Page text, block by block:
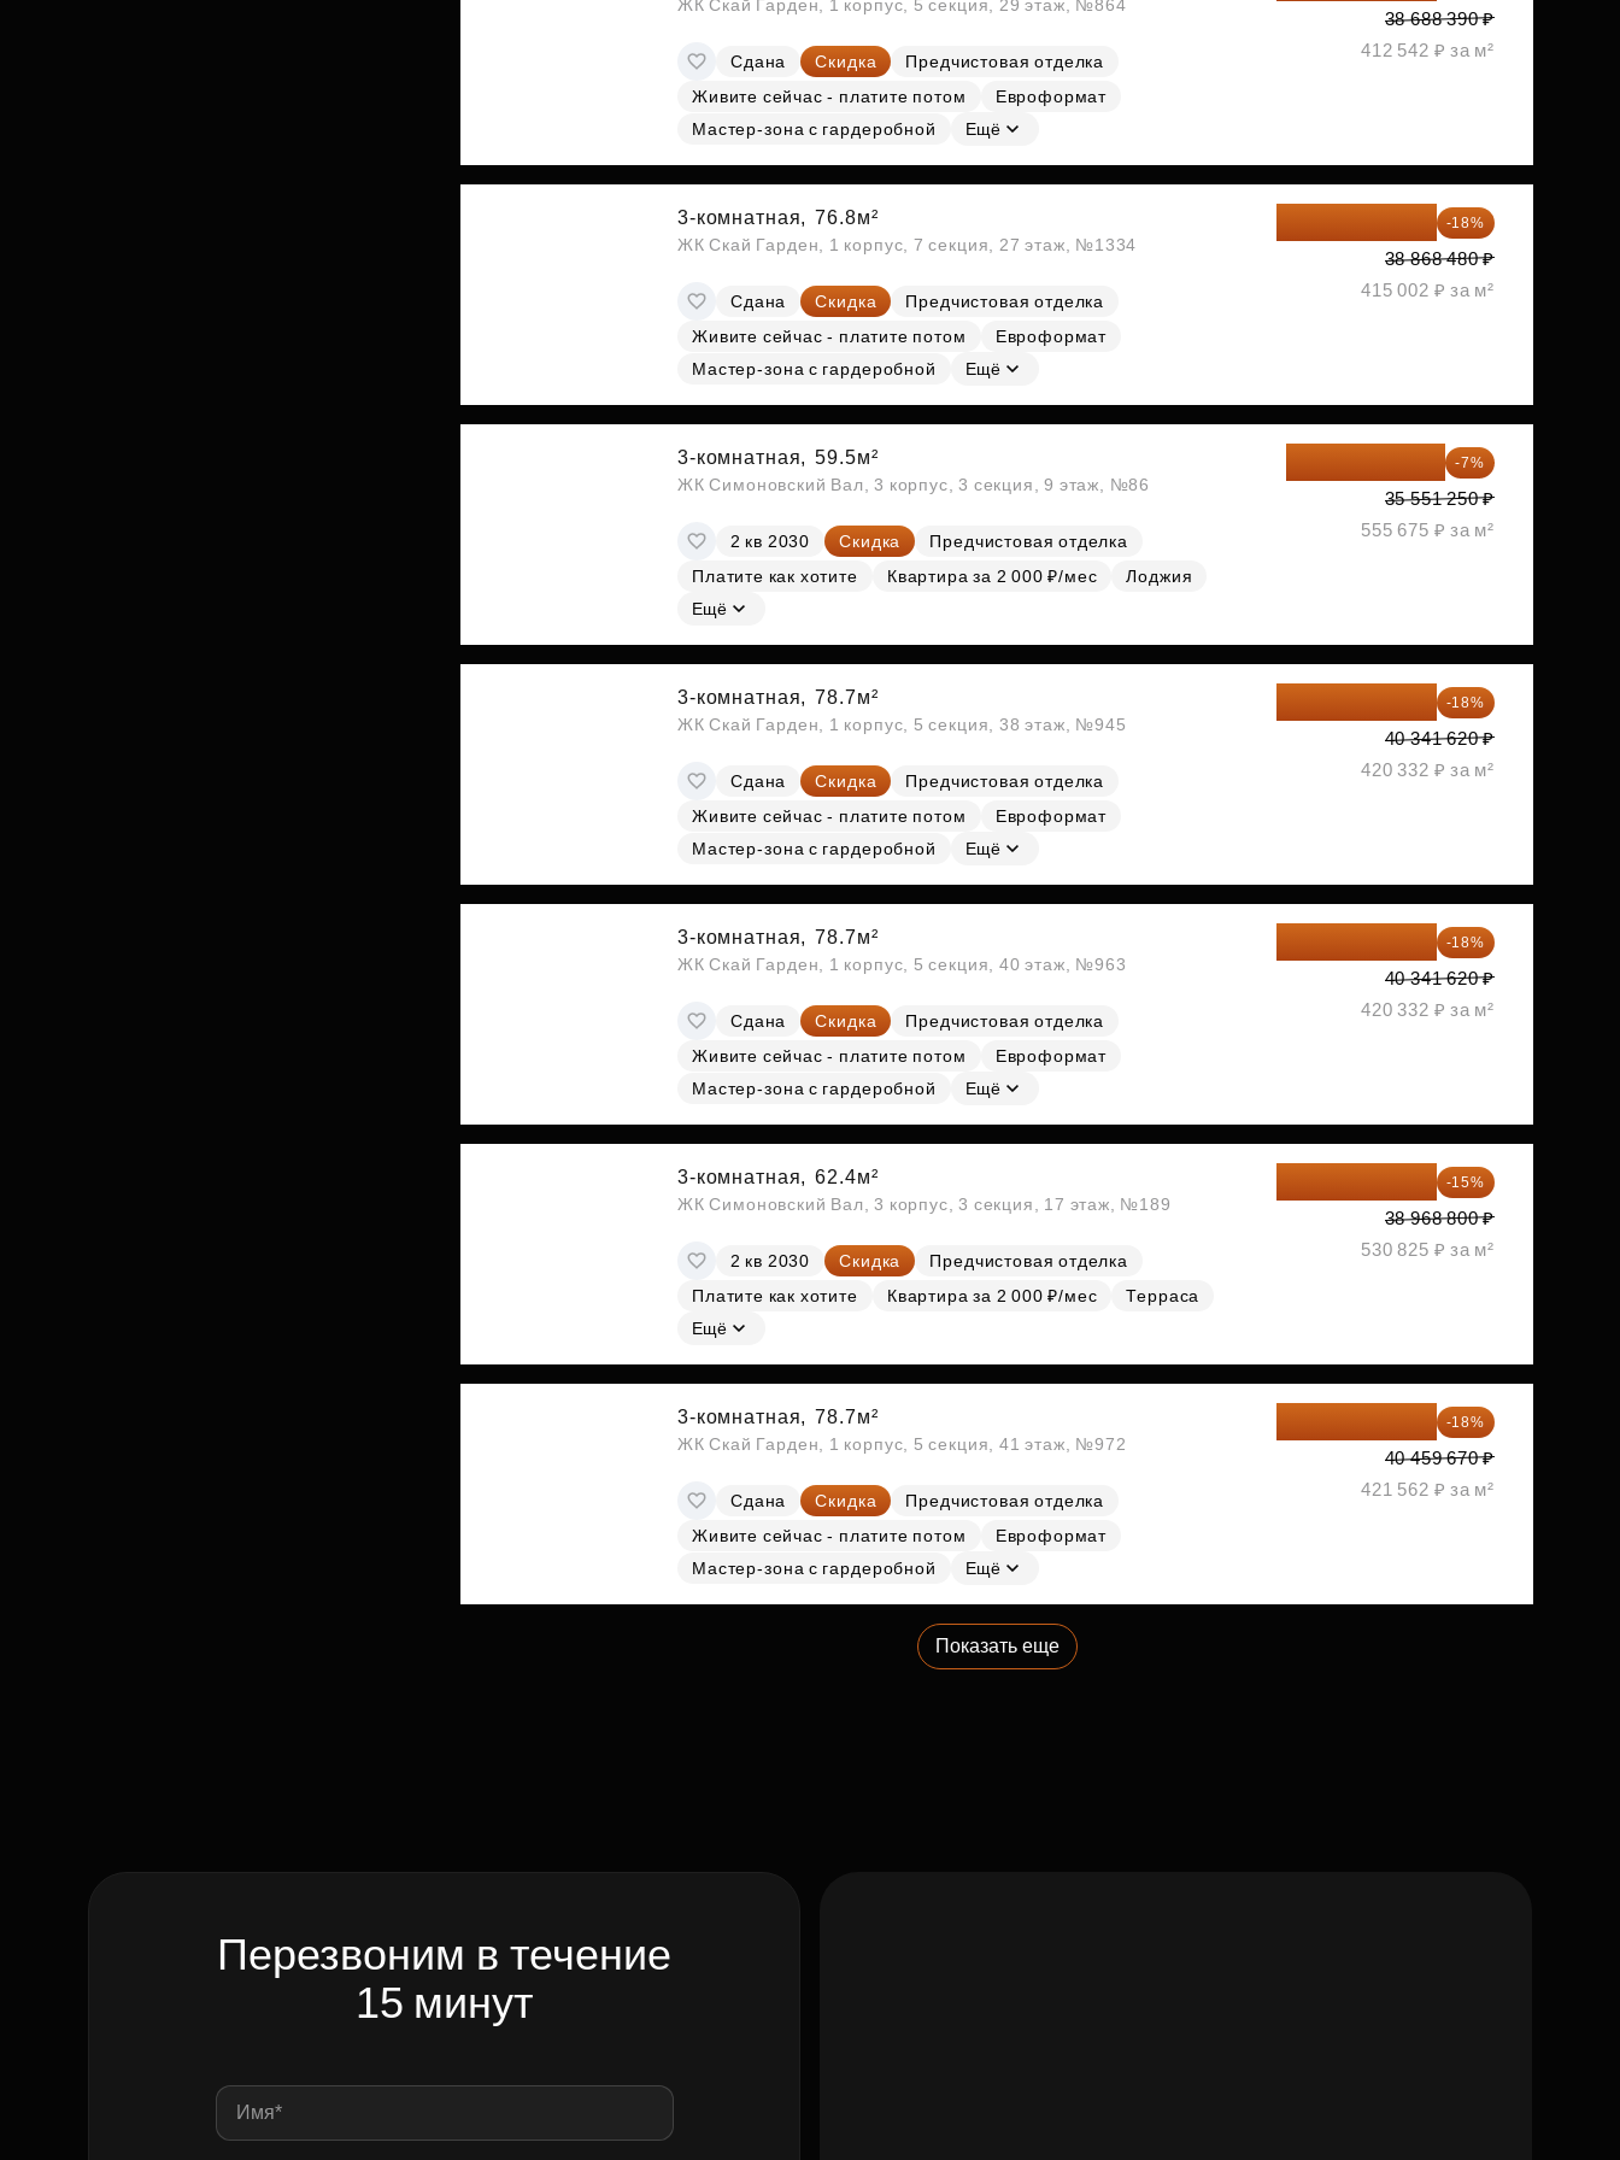
ЖК Скай Гарден, 1 корпус, 5 секция, 29 этаж, №864
Сдана Скидка
Предчистовая отделка
Живите сейчас - платите потом
Евроформат
Мастер-зона с гардеробной
Ещё
38 688 390 ₽
412 542 ₽ за м²
3-комнатная, 76.8м²
ЖК Скай Гарден, 1 корпус, 7 секция, 27 этаж, №1334
Сдана Скидка
Предчистовая отделка
Живите сейчас - платите потом
Евроформат
Мастер-зона с гардеробной
Ещё
-18%
38 868 480 ₽
415 002 ₽ за м²
3-комнатная, 59.5м²
ЖК Симоновский Вал, 3 корпус, 3 секция, 9 этаж, №86
2 кв 2030 Скидка
Предчистовая отделка
Платите как хотите
Квартира за 2 000 ₽/мес
Лоджия
Ещё
33 062 663 ₽ -7%
35 551 250 ₽
555 675 ₽ за м²
3-комнатная, 78.7м²
ЖК Скай Гарден, 1 корпус, 5 секция, 38 этаж, №945
Сдана Скидка
Предчистовая отделка
Живите сейчас - платите потом
Евроформат
Мастер-зона с гардеробной
Ещё
-18%
40 341 620 ₽
420 332 ₽ за м²
3-комнатная, 78.7м²
ЖК Скай Гарден, 1 корпус, 5 секция, 40 этаж, №963
Сдана Скидка
Предчистовая отделка
Живите сейчас - платите потом
Евроформат
Мастер-зона с гардеробной
Ещё
-18%
40 341 620 ₽
420 332 ₽ за м²
3-комнатная, 62.4м²
ЖК Симоновский Вал, 3 корпус, 3 секция, 17 этаж, №189
2 кв 2030 Скидка
Предчистовая отделка
Платите как хотите
Квартира за 2 000 ₽/мес
Терраса
Ещё
-15%
38 968 800 ₽
530 825 ₽ за м²
3-комнатная, 78.7м²
ЖК Скай Гарден, 1 корпус, 5 секция, 41 этаж, №972
Сдана Скидка
Предчистовая отделка
Живите сейчас - платите потом
Евроформат
Мастер-зона с гардеробной
Ещё
-18%
40 459 670 ₽
421 562 ₽ за м²
Показать еще
Перезвоним в течение
15 минут